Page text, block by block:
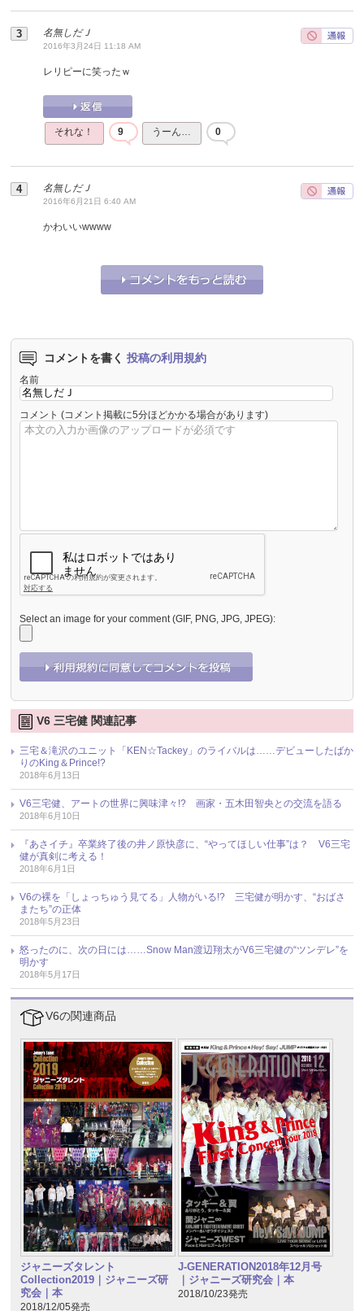
名無しだＪ
2016年3月24日 11:18 AM
レリピーに笑ったｗ
それな！ 9 うーん… 0
名無しだＪ
2016年6月21日 6:40 AM
かわいいwwww
6 うーん… 0
コメントを書く 投稿の利用規約
名前
コメント (コメント掲載に5分ほどかかる場合があります)
Select an image for your comment (GIF, PNG, JPG, JPEG):
V6 三宅健 関連記事
三宅＆滝沢のユニット「KEN☆Tackey」のライバルは……デビューしたばか
りのKing＆Prince!?
2018年6月13日
V6三宅健、アートの世界に興味津々!? 画家・五木田智央との交流を語る
2018年6月10日
『あさイチ』卒業終了後の井ノ原快彦に、“やってほしい仕事”は？ V6三宅
健が真剣に考える！
2018年6月1日
V6の裸を「しょっちゅう見てる」人物がいる!? 三宅健が明かす、“おばさ
またち”の正体
2018年5月23日
怒ったのに、次の日には……Snow Man渡辺翔太がV6三宅健の“ツンデレ”を
明かす
2018年5月17日
V6の関連商品
ジャニーズタレント
Collection2019｜ジャニーズ研
究会｜本
2018/12/05発売
J-GENERATION2018年12月号
｜ジャニーズ研究会｜本
2018/10/23発売